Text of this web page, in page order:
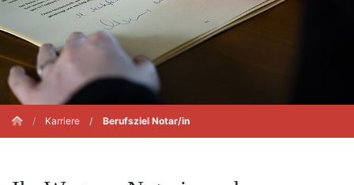
Karriere Berufsziel Notar/in